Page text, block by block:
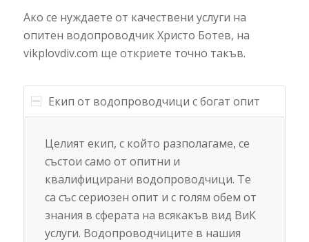
Ако се нуждаете от качествени услуги на
опитен водопроводчик Христо Ботев, на
vikplovdiv.com ще откриете точно такъв.
Екип от водопроводчици с богат опит
Целият екип, с който разполагаме, се
състои само от опитни и
квалифицирани водопроводчици. Те
са със сериозен опит и с голям обем от
знания в сферата на всякакъв вид ВиК
услуги. Водопроводчиците в нашия